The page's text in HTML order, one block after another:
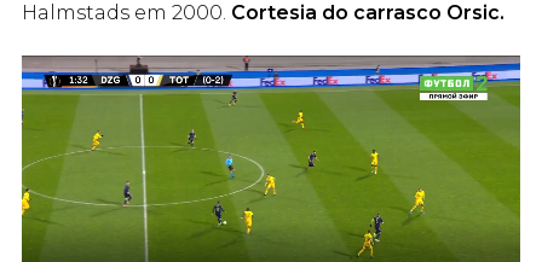
Halmstads em 2000. Cortesia do carrasco Orsic.